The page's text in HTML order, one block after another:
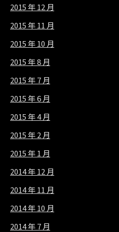
2015 年 12 月
2015 年 11 月
2015 年 10 月
2015 年 8 月
2015 年 7 月
2015 年 6 月
2015 年 4 月
2015 年 2 月
2015 年 1 月
2014 年 12 月
2014 年 11 月
2014 年 10 月
2014 年 7 月